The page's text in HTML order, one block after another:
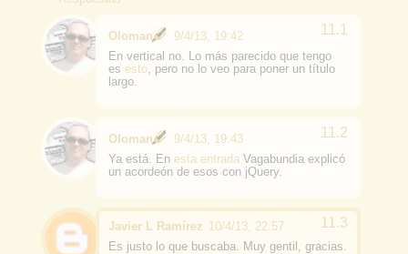
Oloman
9/4/13, 19:42
En vertical no. Lo más parecido que tengo
es esto , pero no lo veo para poner un título
largo.
Oloman
9/4/13, 19:43
Ya está. En esta entrada Vagabundia explicó
un acordeón de esos con jQuery.
Javier L Ramírez 10/4/13, 22:57
Es justo lo que buscaba. Muy gentil, gracias.